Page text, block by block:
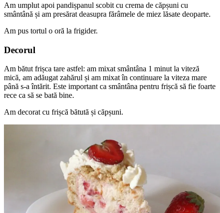
Am umplut apoi pandișpanul scobit cu crema de căpșuni cu
smântână și am presărat deasupra fărâmele de miez lăsate deoparte.
Am pus tortul o oră la frigider.
Decorul
Am bătut frișca tare astfel: am mixat smântâna 1 minut la viteză
mică, am adăugat zahărul și am mixat în continuare la viteza mare
până s-a întărit. Este important ca smântâna pentru frișcă să fie foarte
rece ca să se bată bine.
Am decorat cu frișcă bătută și căpșuni.